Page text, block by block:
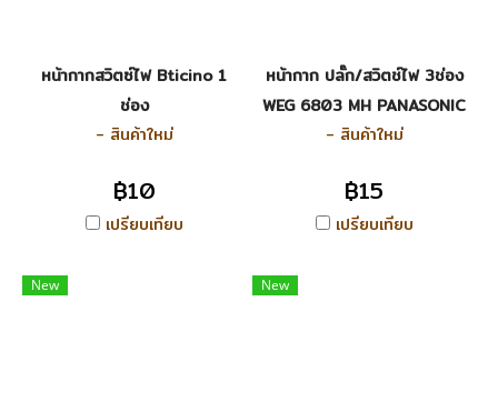
หน้ากากสวิตซ์ไฟ Bticino 1
ช่อง
- สินค้าใหม่
฿10
เปรียบเทียบ
หน้ากาก ปลั๊ก/สวิตช์ไฟ 3ช่อง
WEG 6803 MH PANASONIC
- สินค้าใหม่
฿15
เปรียบเทียบ
New New